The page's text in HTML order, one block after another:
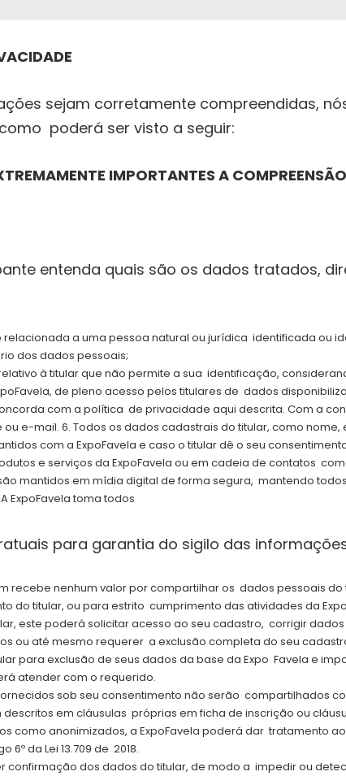
sejam corretamente compreendidas,
poderá ser visto a seguir:
IMPORTANTES A
entenda quais são os dados tratados,
a uma pessoa natural ou jurídica identificada ou
dos dados pessoais;
à titular que não permite a sua identificação,
de pleno acesso pelos titulares de dados
com a política de privacidade aqui descrita. Com a
e-mail. 6. Todos os dados cadastrais do titular, como
com a ExpoFavela e caso o titular dê o seu
e serviços da ExpoFavela ou em cadeia de contatos
mantidos em mídia digital de forma segura, mantendo
ExpoFavela toma todos
para garantia do sigilo das
recebe nenhum valor por compartilhar os dados pessoais
do titular, ou para estrito cumprimento das atividades da
este poderá solicitar acesso ao seu cadastro, corrigir
ou até mesmo requerer a exclusão completa do seu
para exclusão de seus dados da base da Expo Favela e
atender com o requerido.
sob seu consentimento não serão compartilhados
em cláusulas próprias em ficha de inscrição ou
como anonimizados, a ExpoFavela poderá dar
da Lei 13.709 de 2018.
confirmação dos dados do titular, de modo a impedir ou